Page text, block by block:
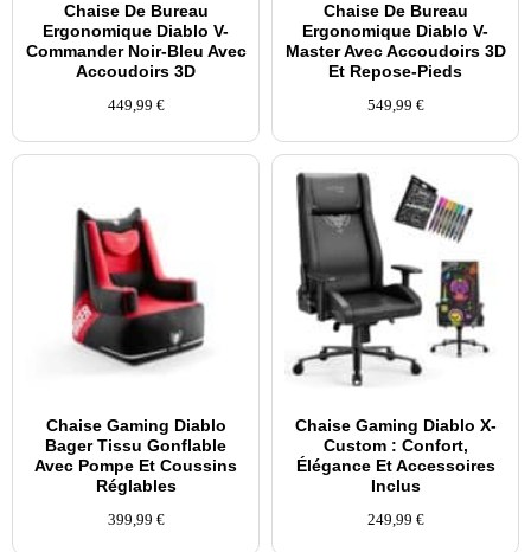
Chaise De Bureau
Ergonomique Diablo V-
Commander Noir-Bleu Avec
Accoudoirs 3D
449,99 €
Chaise De Bureau
Ergonomique Diablo V-
Master Avec Accoudoirs 3D
Et Repose-Pieds
549,99 €
Chaise Gaming Diablo
Bager Tissu Gonflable
Avec Pompe Et Coussins
Réglables
399,99 €
Chaise Gaming Diablo X-
Custom : Confort,
Élégance Et Accessoires
Inclus
249,99 €